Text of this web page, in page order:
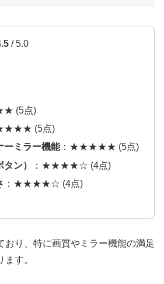
/ 5.0
(5点)
(5点)
ーミラー機能：★★★★★ (5点)
ン）
：★★★★☆ (4点)
：★★★★☆ (4点)
おり、特に画質やミラー機能の満足
す。